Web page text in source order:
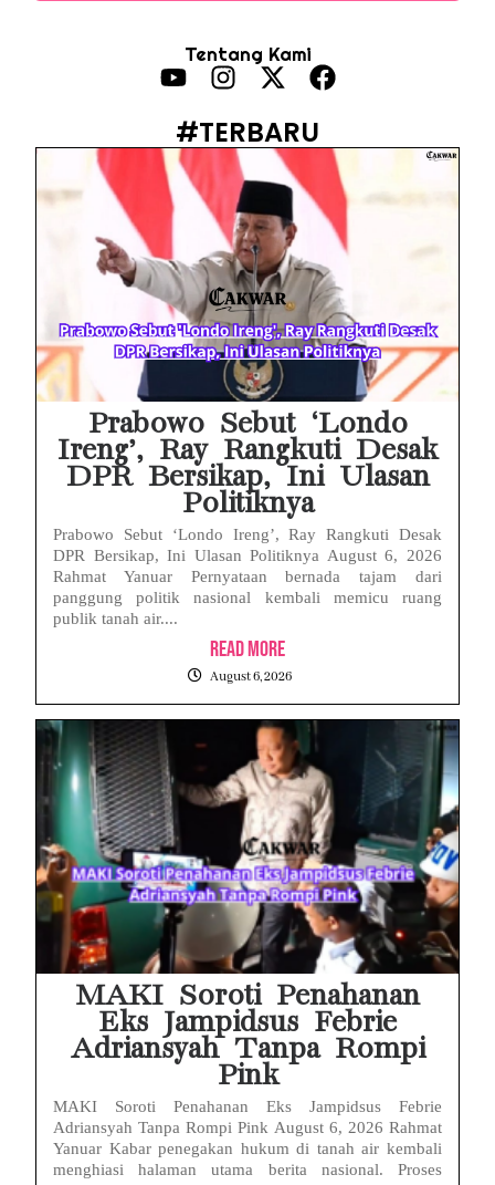
Baterai Apple Watch Cepat Boros? Ini Penyebab dan Cara Mengatasinya
HP Huawei Cepat Panas? Ini Penyebab Utama dan Cara Mengatasinya
HP Realme Kena Air Tidak Bisa Dicas? Jangan Langsung Charge, Ini Solusinya
Eks Jampidsus Febrie Adriansyah Tersangka Korupsi Asabri Tapi Masih Terima Gaji: Mengapa Begitu?
Tentang Kami
#TERBARU
Prabowo Sebut ‘Londo
Ireng’, Ray Rangkuti Desak
DPR Bersikap, Ini Ulasan
Politiknya
Prabowo Sebut ‘Londo Ireng’, Ray Rangkuti Desak
DPR Bersikap, Ini Ulasan Politiknya August 6, 2026
Rahmat Yanuar Pernyataan bernada tajam dari
panggung politik nasional kembali memicu ruang
publik tanah air....
Read More
August 6, 2026
MAKI Soroti Penahanan
Eks Jampidsus Febrie
Adriansyah Tanpa Rompi
Pink
MAKI Soroti Penahanan Eks Jampidsus Febrie
Adriansyah Tanpa Rompi Pink August 6, 2026 Rahmat
Yanuar Kabar penegakan hukum di tanah air kembali
menghiasi halaman utama berita nasional. Proses